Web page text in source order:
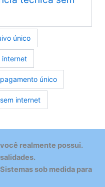
único
internet
único
internet
realmente possui.
sob medida para